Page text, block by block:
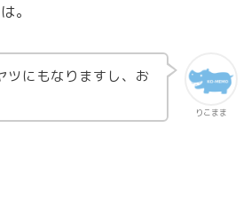
。
りこまま
ツにもなりますし、お